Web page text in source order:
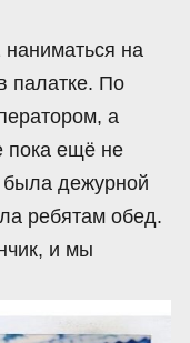
на
палатке. По
а
пока ещё не
была дежурной
ребятам обед.
и мы